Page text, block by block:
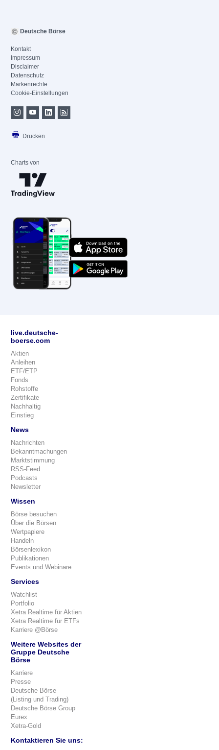
Deutsche Börse
Kontakt
Impressum
Disclaimer
Datenschutz
Markenrechte
Cookie-Einstellungen
Drucken
Charts von
live.deutsche-
boerse.com
Aktien
Anleihen
ETF/ETP
Fonds
Rohstoffe
Zertifikate
Nachhaltig
Einstieg
News
Nachrichten
Bekanntmachungen
Marktstimmung
RSS-Feed
Podcasts
Newsletter
Wissen
Börse besuchen
Über die Börsen
Wertpapiere
Handeln
Börsenlexikon
Publikationen
Events und Webinare
Services
Watchlist
Portfolio
Xetra Realtime für Aktien
Xetra Realtime für ETFs
Karriere @Börse
Weitere Websites der
Gruppe Deutsche
Börse
Karriere
Presse
Deutsche Börse
(Listing und Trading)
Deutsche Börse Group
Eurex
Xetra-Gold
Kontaktieren Sie uns: